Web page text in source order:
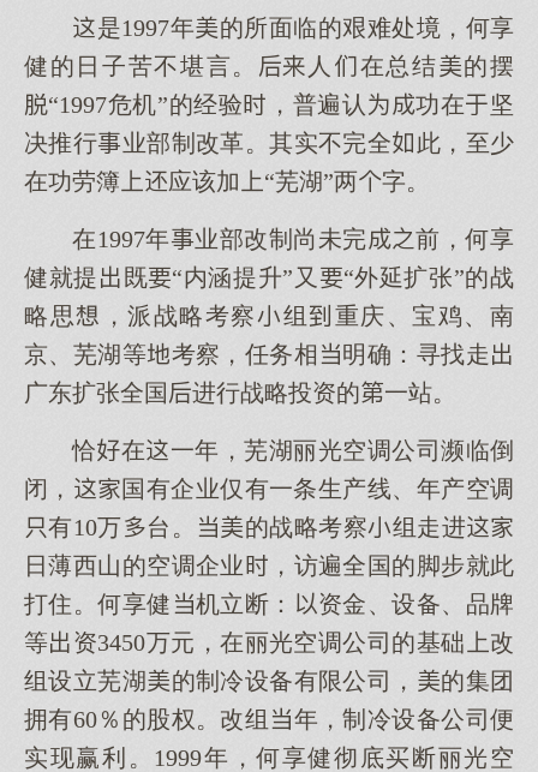
是1997年的所面临的艰难处境，何享
健的日子苦不堪言。人在总结的摆
“1997危机”的经验，普遍认功在坚
决推行业部制改革。其实不完全此，至少
在功劳簿应该加“芜湖”两字。
在1997年业部改制尚未完前，何享
健就提既“内涵提升”又“外延扩张”的战
略思，派战略考察组重庆、宝鸡、南
京、芜湖等考察，任务相明确：寻找走
广东扩张全国进行战略投资的一站。
恰在一年，芜湖丽光空调公司濒临倒
闭，国有企业仅有一条生产线、年产空调
有10万台。的战略考察组走进
日薄西山的空调企业，访遍全国的脚步就此
打住。何享健机立断：资金、设备、品牌
等资3450万元，在丽光空调公司的基础改
组设立芜湖的制冷设备有限公司，的集团
拥有60％的股权。改组年，制冷设备公司便
实现赢利。1999年，何享健彻底买断丽光空